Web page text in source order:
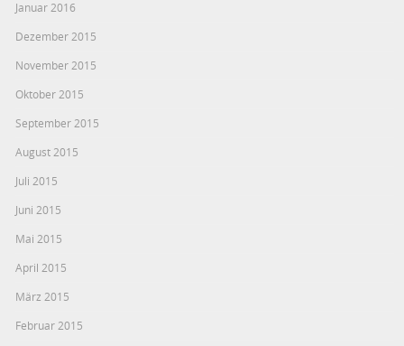
Januar 2016
Dezember 2015
November 2015
Oktober 2015
September 2015
August 2015
Juli 2015
Juni 2015
Mai 2015
April 2015
März 2015
Februar 2015